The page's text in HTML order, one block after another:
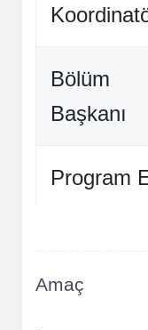
Bölüm
Başkanı
Program
Eğitim Türü
Amaç